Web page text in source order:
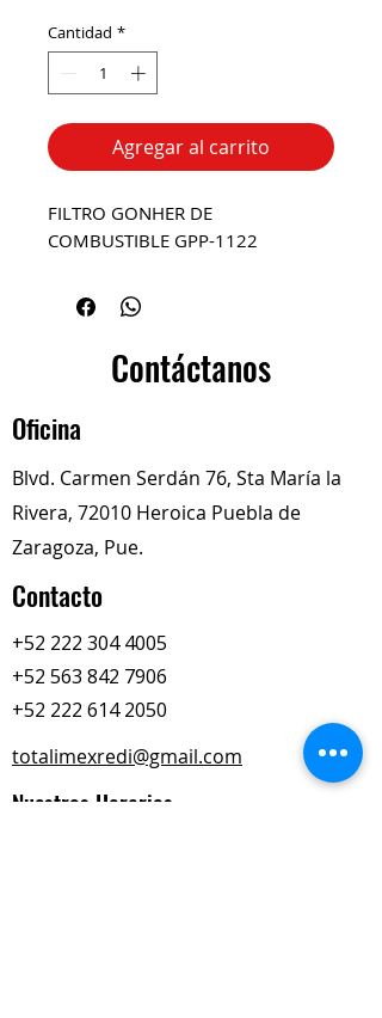
Cantidad *
Agregar al carrito
FILTRO GONHER DE
COMBUSTIBLE GPP-1122
Contáctanos
Oficina
Blvd. Carmen Serdán 76, Sta María la
Rivera, 72010 Heroica Puebla de
Zaragoza, Pue.
Contacto
+52 222 304 4005
+52 563 842 7906
+52 222 614 2050
totalimexredi@gmail.com
Nuestros Horarios